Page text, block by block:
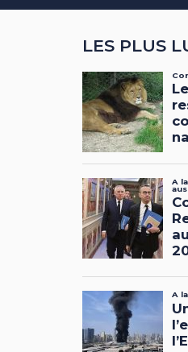
LES PLUS